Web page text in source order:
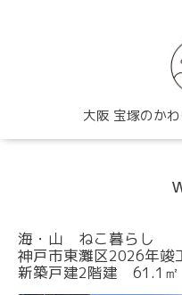
大阪 宝塚のか
海・山 ねこ暮らし
神戸市東灘区2026年竣
新築戸建2階建 61.1㎡